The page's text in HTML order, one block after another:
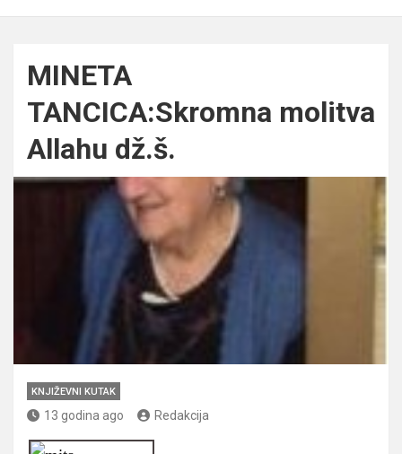
MINETA
TANCICA:Skromna molitva
Allahu dž.š.
KNJIŽEVNI KUTAK
13 godina ago Redakcija